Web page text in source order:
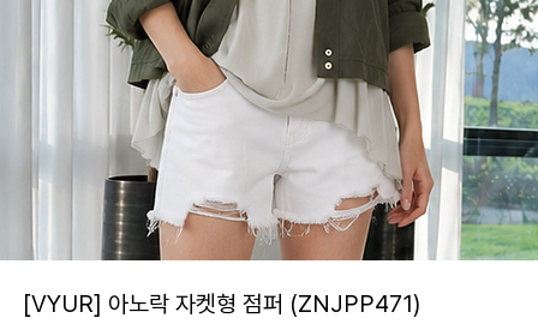
[VYUR] 아노락 자켓형 점퍼 (ZNJPP471)